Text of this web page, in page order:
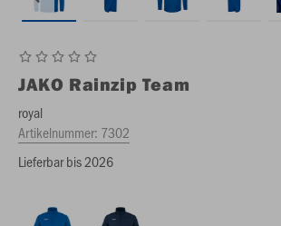
JAKO Rainzip Team
royal
Artikelnummer: 7302
Lieferbar bis 2026